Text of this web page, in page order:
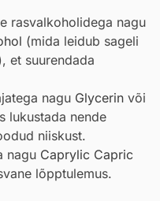
rasvalkoholidega nagu
(mida leidub sageli
et suurendada
nagu Glycerin või
lukustada nende
niiskust.
nagu Caprylic Capric
lõpptulemus.